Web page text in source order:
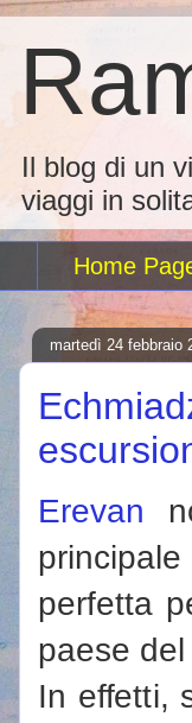
Il blog di un
viaggi in
Home
martedì 24 febbraio
Erevan
perfetta
paese
In effetti,